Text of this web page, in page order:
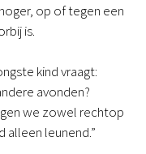
op of tegen een
is.
kind vraagt:
avonden?
we zowel rechtop
alleen leunend.”